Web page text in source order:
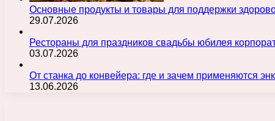
Основные продукты и товары для поддержки
29.07.2026
Рестораны для праздников свадьбы юбилея
03.07.2026
От станка до конвейера: где и зачем применяются
13.06.2026